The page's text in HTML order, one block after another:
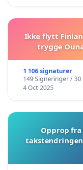
Ikke flytt
trygge
1 106 signaturer
149 Signeringer /
4 Oct 2025
Opprop fra